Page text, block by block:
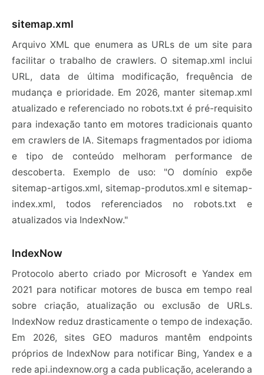
sitemap.xml
Arquivo XML que enumera as URLs de um site para
facilitar o trabalho de crawlers. O sitemap.xml inclui
URL, data de última modificação, frequência de
mudança e prioridade. Em 2026, manter sitemap.xml
atualizado e referenciado no robots.txt é pré-requisito
para indexação tanto em motores tradicionais quanto
em crawlers de IA. Sitemaps fragmentados por idioma
e tipo de conteúdo melhoram performance de
descoberta. Exemplo de uso: "O domínio expõe
sitemap-artigos.xml, sitemap-produtos.xml e sitemap-
index.xml, todos referenciados no robots.txt e
atualizados via IndexNow."
IndexNow
Protocolo aberto criado por Microsoft e Yandex em
2021 para notificar motores de busca em tempo real
sobre criação, atualização ou exclusão de URLs.
IndexNow reduz drasticamente o tempo de indexação.
Em 2026, sites GEO maduros mantêm endpoints
próprios de IndexNow para notificar Bing, Yandex e a
rede api.indexnow.org a cada publicação, acelerando a